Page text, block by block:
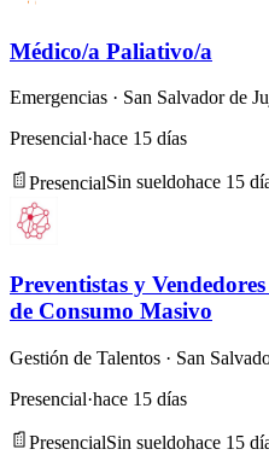
Médico/a Paliativo/a
Emergencias · San Salvador de
Presencial·hace 15 días
PresencialSin sueldohace 15
Preventistas y
de Consumo Masivo
Gestión de Talentos · San
Presencial·hace 15 días
PresencialSin sueldohace 15